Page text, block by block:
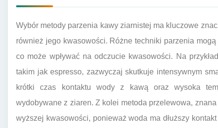
Wybór metody parzenia kawy ziarnistej ma kluczowe
również jego kwasowości. Różne techniki parzenia
co może wpływać na odczucie kwasowości. Na
takim jak espresso, zazwyczaj skutkuje intensywnym
krótki czas kontaktu wody z kawą oraz wysoka
wydobywane z ziaren. Z kolei metoda przelewowa,
wyższej kwasowości, ponieważ woda ma dłuższy